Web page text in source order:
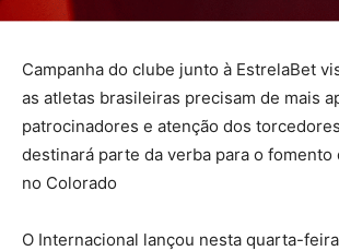
Campanha do clube junto à EstrelaBet
as atletas brasileiras precisam de mais
patrocinadores e atenção dos
destinará parte da verba para o fomento
no Colorado
O Internacional lançou nesta quarta-